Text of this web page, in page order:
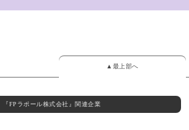
▲最上部へ
『FPラポール株式会社』関連企業